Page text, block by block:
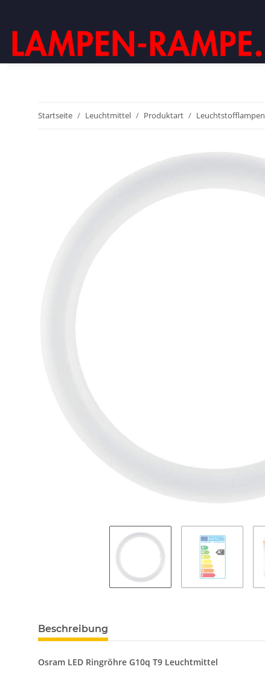
Startseite Leuchtmittel Produktart Leuchtstofflampen
Beschreibung
Osram LED Ringröhre G10q T9 Leuchtmittel